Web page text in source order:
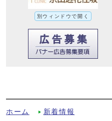
別ウィンドウで開く
ホーム 新着情報